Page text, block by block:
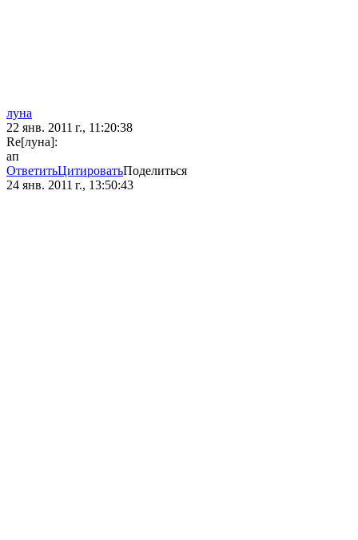
луна
22 янв. 2011 г., 11:20:38
Re[луна]:
ап
ОтветитьЦитироватьПоделиться
24 янв. 2011 г., 13:50:43